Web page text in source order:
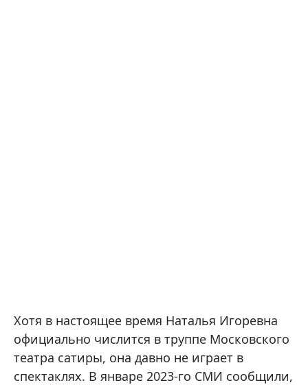
Хотя в настоящее время Наталья Игоревна
официально числится в труппе Московского
театра сатиры, она давно не играет в
спектаклях. В январе 2023-го СМИ сообщили,